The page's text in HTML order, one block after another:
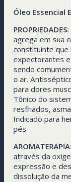
Óleo Essencial
PROPRIEDADES:
agrega em sua
constituinte
expectorantes
sendo
o ar.
para dores
Tônico do
resfriados,
Indicado para
pés
AROMATERAPIA:
através da
expressão e
dissolução da